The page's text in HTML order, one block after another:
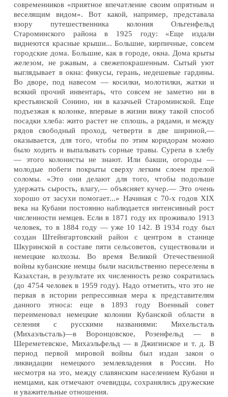
современников «приятное впечатление своим опрятным и
веселящим видом». Вот какой, например, представала
взору путешественника колония Ольгенфельд
Староминского района в 1925 году: «Еще издали
виднеются красные крыши... Большие, кирпичные, совсем
городские дома. Большие, как в городе, окна. Дома крыты
железом, не ржавым, а свежепокрашенным. Сытый уют
выглядывает в окна: фикусы, герань, недешевые гардины.
Во дворе, под навесом — косилки, молотилки, жатки и
всякий прочий инвентарь, что совсем не заметно ни в
крестьянской Сонино, ни в казачьей Староминской. Еще
подъезжая к колонке, впервые в жизни вижу такой способ
посадки хлеба: жито растет не сплошь, а рядами, и между
рядов свободный проход, четверти в две шириной,—
оказывается, для того, чтобы по этим коридорам можно
было ходить и выпалывать сорные травы. Сурепа в хлебу
— этого колонисты не знают. Или бакши, огороды —
молодые побеги покрыты сверху легким слоем прелой
соломы. «Это они делают для того, чтобы подольше
удержать сырость, влагу,— объясняет кучер.— Это очень
хорошо от засухи помогает...» Начиная с 70-х годов XIX
века на Кубани постоянно наблюдается интенсивный рост
численности немцев. Если в 1871 году их проживало 1913
человек, то в 1884 году — уже 10 142. В 1934 году был
создан Штейнгартовский район с центром в станице
Шкуринской в составе пяти сельсоветов, существовали и
немецкие колхозы. Во время Великой Отечественной
войны кубанские немцы были насильственно переселены в
Казахстан, в результате их численность резко сократилась
(до 4754 человек в 1959 году). Надо отметить, что это не
первая в истории репрессивная мера к представителям
данного этноса: еще в 1893 году Военный совет
переименовал немецкие колонии Кубанской области в
селения с русскими названиями: Михельсталь
(Михаэльсталь)—в Воронцовское, Розенфельд — в
Шереметевское, Михаэльфельд — в Джигинское и т. д. В
период первой мировой войны был издан закон о
ликвидации немецкого землевладения в России. Но
несмотря на это, между славянским населением Кубани и
немцами, как отмечают очевидцы, сохранялись дружеские
и уважительные отношения.